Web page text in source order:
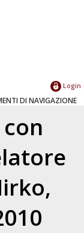
Login
DI NAVIGAZIONE
,